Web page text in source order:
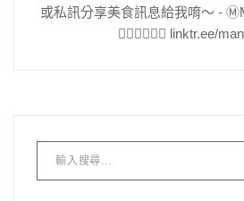
或私訊分享美食訊息給我唷～ -
👇🏻👇🏻👇🏻 linktr.ee/